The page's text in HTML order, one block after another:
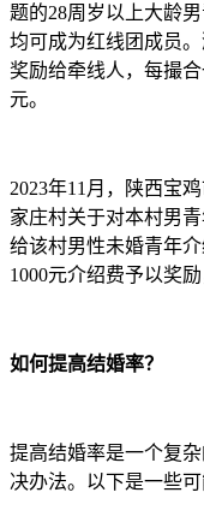
题的28周岁以上大龄
均可成为红线团成员
奖励给牵线人，每撮
元。
2023年11月，陕西宝
家庄村关于对本村男
给该村男性未婚青年
1000元介绍费予以奖
如何提高结婚率？
提高结婚率是一个复
决办法。以下是一些可